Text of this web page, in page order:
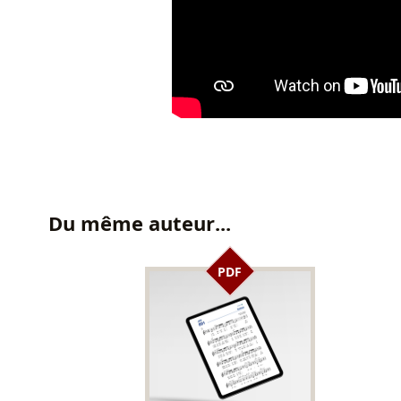
Du même auteur...
PDF